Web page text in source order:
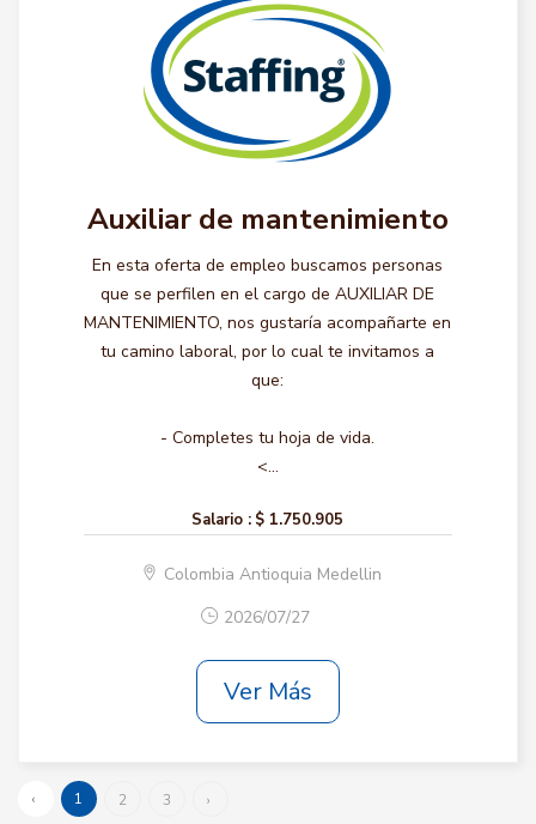
Auxiliar de mantenimiento
En esta oferta de empleo buscamos personas
que se perfilen en el cargo de AUXILIAR DE
MANTENIMIENTO, nos gustaría acompañarte en
tu camino laboral, por lo cual te invitamos a
que:
- Completes tu hoja de vida.
<...
Salario : $ 1.750.905
Colombia Antioquia Medellin
2026/07/27
Ver Más
‹ 1 2 3 ›